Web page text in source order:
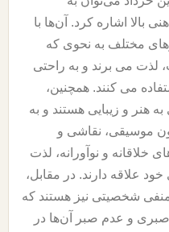
بالا اشاره کرد. آن‌ها با
مختلف به نحوی که
لذت می برند و به راحتی
می کنند. همچنین،
هنر و زیبایی هستند و به
موسیقی، نقاشی و
و نوآورانه، لذت
علاقه دارند. در مقابل،
شخصیتی نیز هستند که
و عدم صبر آن‌ها در